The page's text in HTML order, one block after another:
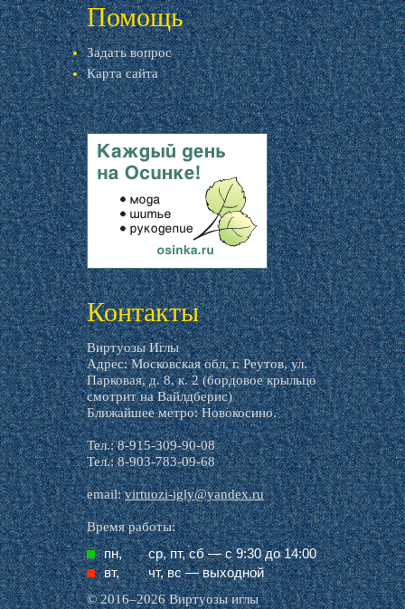
Помощь
Задать вопрос
Карта сайта
livemaster.ru
Контакты
Виртуозы Иглы
Адрес: Московская обл, г. Реутов, ул.
Парковая, д. 8, к. 2 (бордовое крыльцо
смотрит на Вайлдберис)
Ближайшее метро: Новокосино.
Тел.: 8-915-309-90-08
Тел.: 8-903-783-09-68
email:virtuozi-igly@yandex.ru
Время работы:
пн,
ср, пт, cб — с 9:30 до 14:00
вт,
чт, вс — выходной
© 2016–2026 Виртуозы иглы